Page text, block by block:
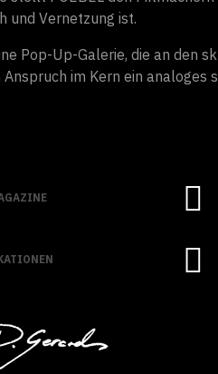
und Vernetzung ist.
Pop-Up-Galerie, die an den
Anspruch im Kern ein analoges